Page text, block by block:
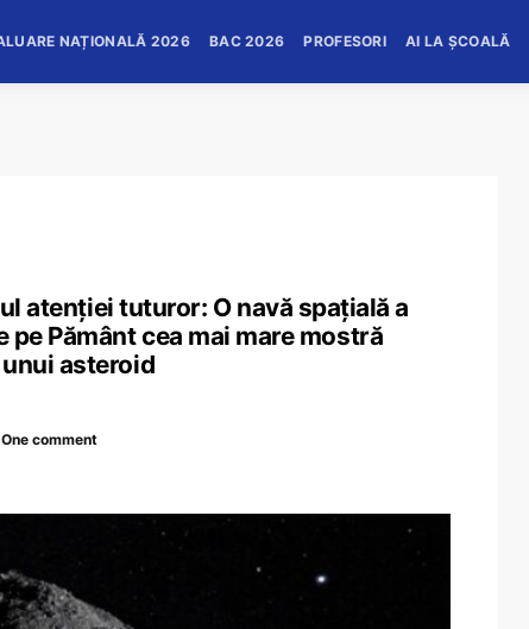
NAȚIONALĂ 2026 BAC 2026 PROFESORI AI LA ȘCOALĂ
atenției tuturor: O navă spațială a
Pământ cea mai mare mostră
asteroid
One comment